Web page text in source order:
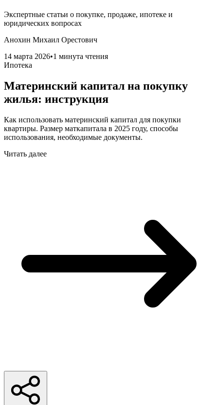
Экспертные статьи о покупке, продаже, ипотеке и
юридических вопросах
Анохин Михаил Орестович
14 марта 2026•1 минута чтения
Ипотека
Материнский капитал на покупку
жилья: инструкция
Как использовать материнский капитал для покупки
квартиры. Размер маткапитала в 2025 году, способы
использования, необходимые документы.
Читать далее